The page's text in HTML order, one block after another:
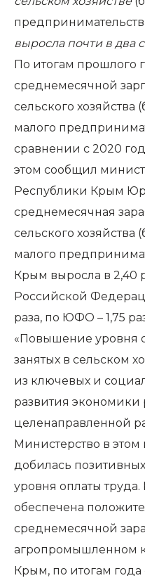
выросла почти в два
По итогам прошлого
среднемесячной
сельского хозяйства
малого
сравнении с 2020
этом сообщил
Республики Крым
среднемесячная
сельского хозяйства
малого
Крым выросла в 2,40
Российской
раза, по ЮФО – 1,75
«Повышение уровня
занятых в сельском
из ключевых и
развития экономики
целенаправленной
Министерство в
добилась позитивных
уровня оплаты
обеспечена
среднемесячной
агропромышленном
Крым, по итогам года